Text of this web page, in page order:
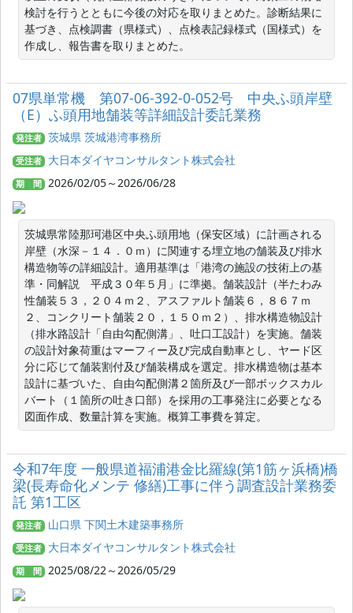
検討を行うとともに今後の対応を取りまとめた。診断結果に
基づき、点検調書（県様式）、点検表記録様式（国様式）を
作成し、報告書を取りまとめた。
07県単常機 第07-06-392-0-052号 中央ふ頭岸壁
（E）ふ頭用地舗装等詳細設計委託業務
発注者 茨城県 茨城港湾事務所
受注者 大日本ダイヤコンサルタント株式会社
期 間 2026/02/05～2026/06/28
茨城県常陸那珂港区中央ふ頭用地（保安区域）に計画される
岸壁（水深－１４．０ｍ）に関連する埋立地の舗装及び排水
構造物等の詳細設計。適用基準は「港湾の施設の技術上の基
準・同解説　平成３０年５月」に準拠。舗装設計（半たわみ
性舗装５３，２０４ｍ２、アスファルト舗装６，８６７ｍ
２、コンクリート舗装２０，１５０ｍ２）、排水構造物設計
（排水路設計「自由勾配側溝」、吐口工設計）を実施。舗装
の設計対象荷重はマーフィー及び完成自動車とし、ヤード区
分に応じて舗装割付及び舗装構成を選定。排水構造物は基本
設計に基づいた、自由勾配側溝２箇所及び一部ボックスカル
バート（１箇所の吐き口部）を採用の工事発注に必要となる
図面作成、数量計算を実施。概算工事費を算定。
令和7年度 一般県道福浦港金比羅線(第1筋ヶ浜橋)橋
梁(長寿命化メンテ 修繕)工事に伴う調査設計業務委
託 第1工区
発注者 山口県 下関土木建築事務所
受注者 大日本ダイヤコンサルタント株式会社
期 間 2025/08/22～2026/05/29